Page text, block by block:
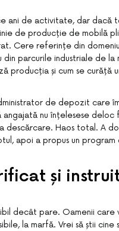
ani de activitate, dar dacă
de producție de mobilă
Cere referințe din
parcurile industriale de
producția și cum se curăță
de depozit care
nu înțelesese
descărcare. Haos total. A
apoi a propus un
și
decât pare. Oamenii care
la marfă. Vrei să știi